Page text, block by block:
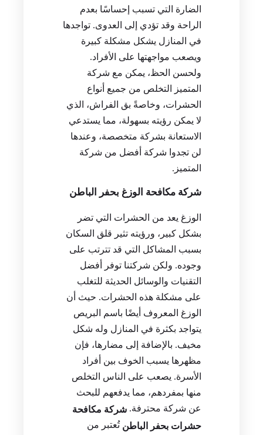
الضارة التي تسبب إحساسًا بعدم
الراحة وقد تؤدي إلى العدوى. تواجدها
في المنازل يشكل مشكلة كبيرة
ويصعب مواجهتها على الأفراد.
ولحسن الحظ، يمكن مع شركة
المتميز التخلص من جميع أنواع
الحشرات، وخاصةً بق الفراش، الذي
لا يمكن رؤيته بسهولة، مما يستدعي
الاستعانة بشركة متخصصة، وعندها
لن تجدوا شركة أفضل من شركة
المتميز.
شركة مكافحة الوزغ بحفر الباطن
الوزغ يعد من الحشرات التي تضر
بشكل كبير، ورؤيته تثير قلق السكان
بسبب المشاكل التي قد تترتب على
وجوده. ولكن شركتنا توفر أفضل
التقنيات والوسائل الحديثة للتغلب
على مشكلة هذه الحشرات. حيث أن
الوزغ المعروف أيضًا باسم البريص
يتواجد بكثرة في المنازل وله شكل
مخيف. بالإضافة إلى مضارها، فإن
مظهرها يسبب الخوف بين أفراد
الأسرة. يصعب على الناس التخلص
منها بمفردهم، مما يدفعهم للبحث
عن شركة محترفة. شركة مكافحة
حشرات بحفر الباطن تُعتبر من